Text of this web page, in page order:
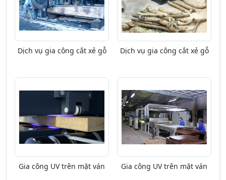
Dịch vụ gia công cắt xẻ gỗ Dịch vụ gia công cắt xẻ gỗ
Gia công UV trên mặt ván Gia công UV trên mặt ván